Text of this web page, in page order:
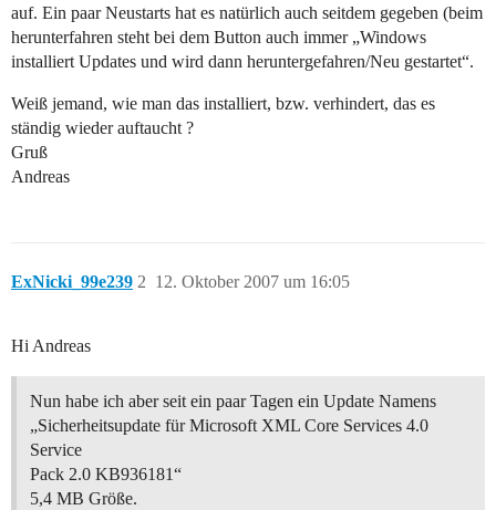
auf. Ein paar Neustarts hat es natürlich auch seitdem gegeben (beim
herunterfahren steht bei dem Button auch immer „Windows
installiert Updates und wird dann heruntergefahren/Neu gestartet“.
Weiß jemand, wie man das installiert, bzw. verhindert, das es
ständig wieder auftaucht ?
Gruß
Andreas
ExNicki_99e239 12. Oktober 2007 um 16:05
2
Hi Andreas
Nun habe ich aber seit ein paar Tagen ein Update Namens
„Sicherheitsupdate für Microsoft XML Core Services 4.0
Service
Pack 2.0 KB936181“
5,4 MB Größe.